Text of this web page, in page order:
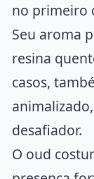
no primeiro
Seu aroma
resina
casos,
desafiador.
O oud